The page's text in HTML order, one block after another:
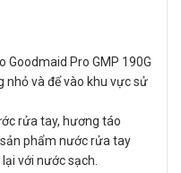
Goodmaid Pro GMP 190G
nhỏ và để vào khu vực sử
rửa tay, hương táo
phẩm nước rửa tay
với nước sạch.